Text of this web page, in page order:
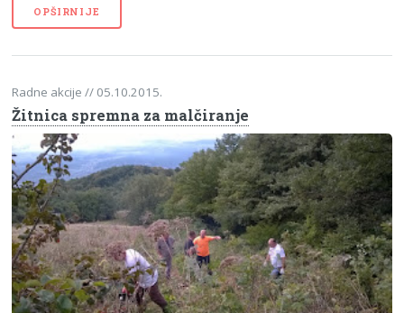
OPŠIRNIJE
Radne akcije// 05.10.2015.
Žitnica spremna za malčiranje